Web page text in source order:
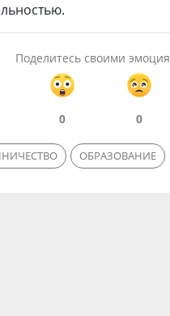
Поделитесь своими
0 0
ОБРАЗОВАНИЕ